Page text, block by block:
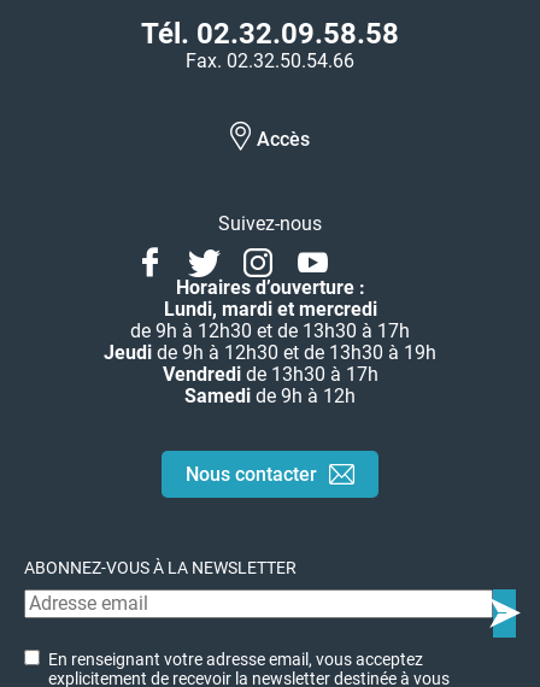
Tél. 02.32.09.58.58
Fax. 02.32.50.54.66
Accès
Suivez-nous
FacebookTwitterInstagramYoutube
Horaires d’ouverture :
Lundi, mardi et mercredi
de 9h à 12h30 et de 13h30 à 17h
Jeudi de 9h à 12h30 et de 13h30 à 19h
Vendredide 13h30 à 17h
Samedi de 9h à 12h
Nous contacter
ABONNEZ-VOUS À LA NEWSLETTER
En renseignant votre adresse email, vous acceptez
explicitement de recevoir la newsletter destinée à vous